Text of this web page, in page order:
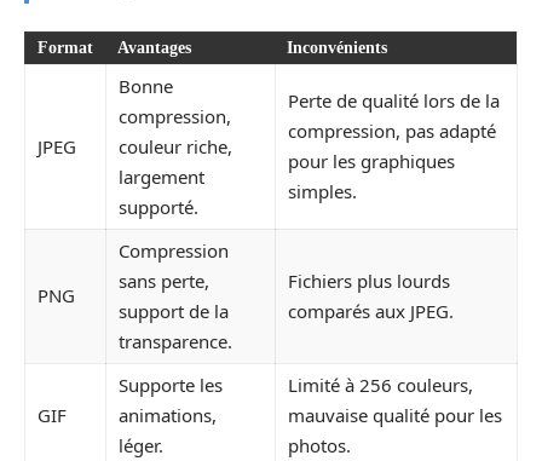
Format Avantages Inconvénients
JPEG
Bonne
compression,
couleur riche,
largement
supporté.
Perte de qualité lors de la
compression, pas adapté
pour les graphiques
simples.
PNG
Compression
sans perte,
support de la
transparence.
Fichiers plus lourds
comparés aux JPEG.
GIF
Supporte les
animations,
léger.
Limité à 256 couleurs,
mauvaise qualité pour les
photos.